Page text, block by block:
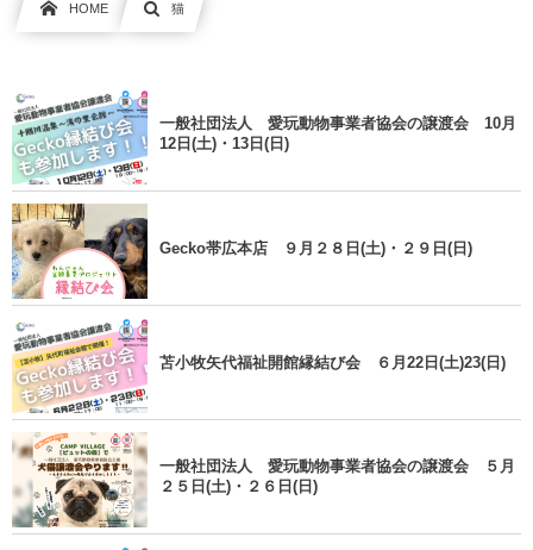
HOME 猫
一般社団法人 愛玩動物事業者協会の譲渡会 10月
12日(土)・13日(日)
Gecko帯広本店 ９月２８日(土)・２９日(日)
苫小牧矢代福祉開館縁結び会 ６月22日(土)23(日)
一般社団法人 愛玩動物事業者協会の譲渡会 ５月
２５日(土)・２６日(日)